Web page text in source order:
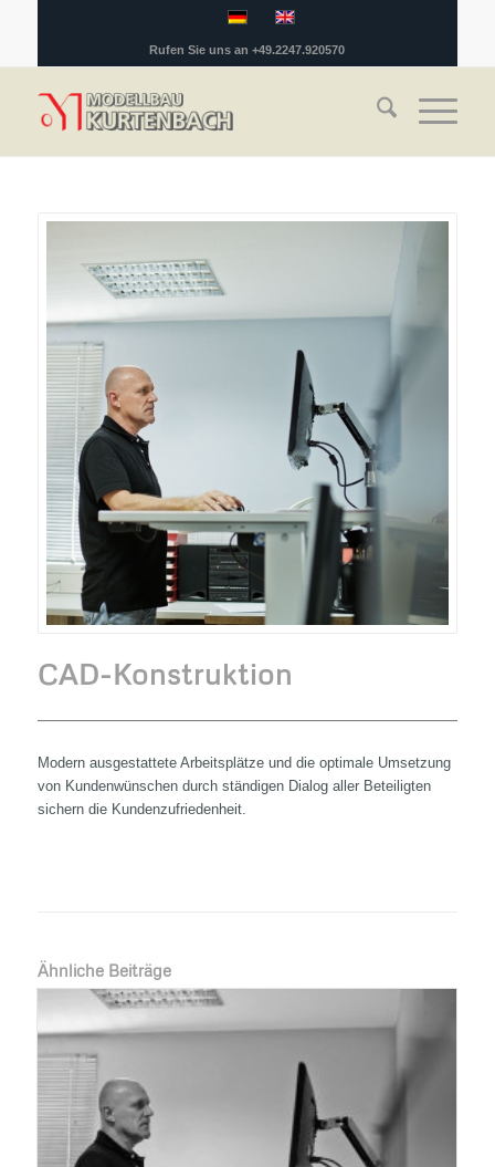
Rufen Sie uns an +49.2247.920570
CAD-Konstruktion
Modern ausgestattete Arbeitsplätze und die optimale Umsetzung
von Kundenwünschen durch ständigen Dialog aller Beteiligten
sichern die Kundenzufriedenheit.
Ähnliche Beiträge